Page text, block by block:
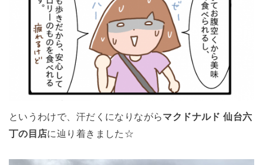
というわけで、汗だくになりながらマクドナルド 仙台六
丁の目店に辿り着きました☆